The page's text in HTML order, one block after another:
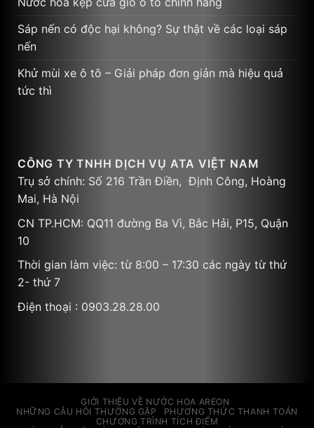
Sáp nến có độc hại không? Sự thật về các loại sáp
nến
Khử mùi xe ô tô – Giải pháp đơn giản mà hiệu quả
tức thì
CÔNG TY TNHH DỊCH VỤ ATA VIỆT NAM
Trụ sở chính: Số 216 Trần Điền, Định Công, Hoàng
Mai, Hà Nội
CN TP.HCM: QQ11 đường Ba Vì, Bắc Hải, P15, Quận
10
Thời gian làm việc: từ 8:00 – 17:30 các ngày từ thứ
2- thứ 7
Điện thoại : 0903.28.28.00
GIỚI THIỆU VỀ NƯỚC HOA AREON
NHỮNG CÂU HỎI THƯỜNG GẶP
PHƯƠNG THỨC THANH TOÁN
CHƯƠNG TRÌNH TÍCH ĐIỂM